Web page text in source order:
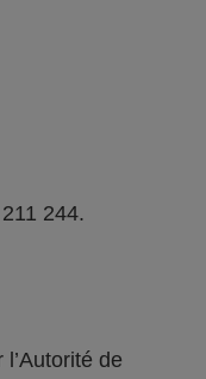
244.
de